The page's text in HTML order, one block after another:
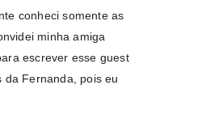
conheci somente as
minha amiga
escrever esse guest
da Fernanda, pois eu